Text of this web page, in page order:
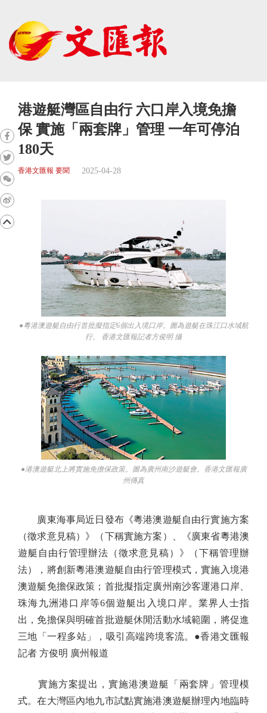
港遊艇灣區自由行 六口岸入境免擔
保 實施「兩套牌」管理 一年可停泊
180天
香港文匯報 要聞 2025-04-28
●粵港澳遊艇自由行首批擬指定6個出入境口岸。圖為遊艇在珠江口水域航
行。 香港文匯報記者方俊明 攝
●港澳遊艇北上將實施免擔保政策。圖為廣州南沙遊艇會。香港文匯報廣
州傳真
廣東海事局近日發布《粵港澳遊艇自由行實施方案
（徵求意見稿）》（下稱實施方案）、《廣東省粵港澳
遊艇自由行管理辦法（徵求意見稿）》（下稱管理辦
法），將創新粵港澳遊艇自由行管理模式，實施入境港
澳遊艇免擔保政策；首批擬指定廣州南沙客運港口岸、
珠海九洲港口岸等6個遊艇出入境口岸。業界人士指
出，免擔保與明確首批遊艇休閒活動水域範圍，將促進
三地「一程多站」，吸引高端跨境客流。●香港文匯報
記者 方俊明 廣州報道
實施方案提出，實施港澳遊艇「兩套牌」管理模
式。在大灣區內地九市試點實施港澳遊艇辦理內地臨時